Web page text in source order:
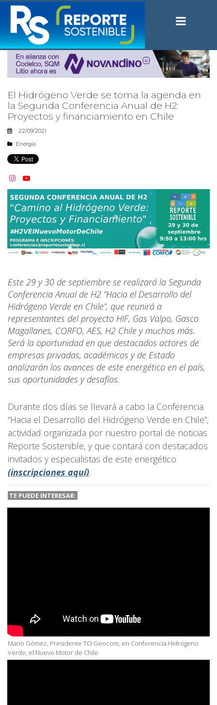
El Hidrógeno Verde se toma la agenda en
la Segunda Conferencia Anual de H2:
Proyectos y financiamiento en Chile
22/09/2021
Energía
 
Este 29 y 30 de septiembre se realizará la Segunda
Conferencia Anual de H2 “Hacia el Desarrollo del
Hidrógeno Verde en Chile”, que reunirá a
representantes del proyecto HIF, Gas Valpo, Gasco
Magallanes, CORFO, AES, H2 Chile y muchos más.
Será la oportunidad en que destacados actores de
empresas privadas, académicos y de Estado
analizarán los avances de este energético en el país,
sus oportunidades y desafíos.
Durante dos días se llevará a cabo la Conferencia
“Hacia el Desarrollo del Hidrógeno Verde en Chile”,
actividad organizada por nuestro portal de noticias
Reporte Sostenible, y que contará con destacados
invitados y especialistas de este energético
(inscripciones aquí).
TE PUEDE INTERESAR:
Mario Gómez, Presidente TCI Geocom, en Conferencia Hidrógeno
Verde, el Nuevo Motor de Chile